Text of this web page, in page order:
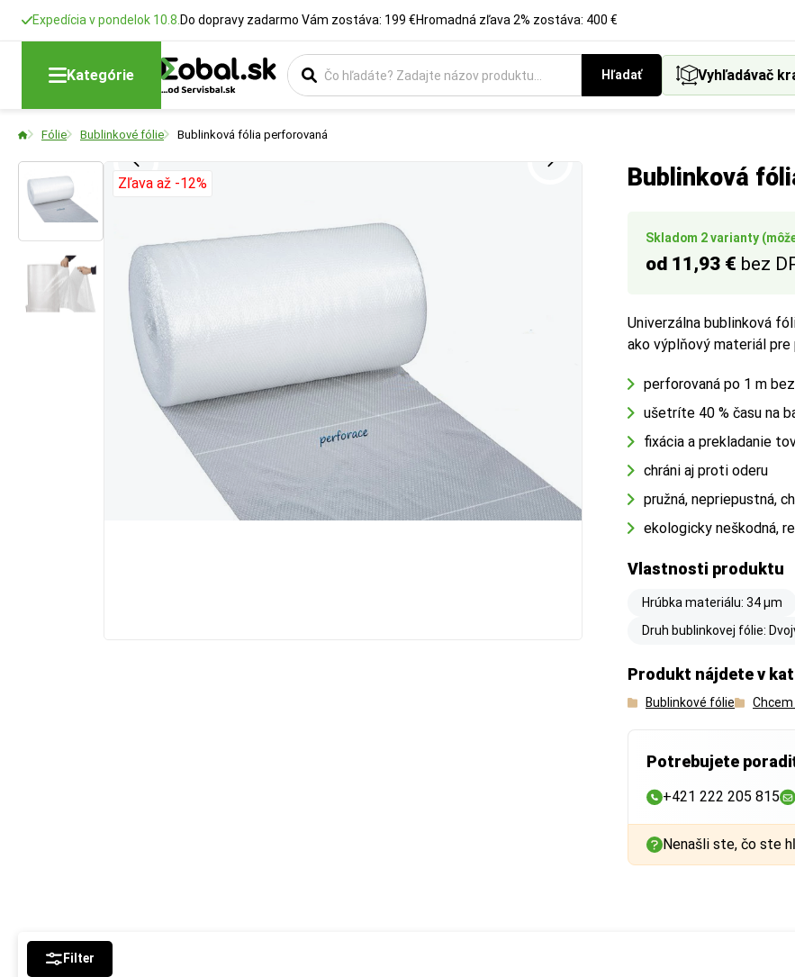
Expedícia v pondelok 10.8. Do dopravy zadarmo Vám zostáva: 199 €Hromadná zľava 2% zostáva: 400 €
Kategórie Hľadať Vyhľadávač
Fólie Bublinkové fólie Bublinková fólia perforovaná
Bublinková
Skladom 2 varianty
od 11,93 € bez
Univerzálna bublinková
ako výplňový materiál
perforovaná po 1 m
ušetríte 40 % času na
fixácia a prekladanie
chráni aj proti oderu
pružná, nepriepustná,
ekologicky neškodná,
Vlastnosti produktu
Hrúbka materiálu: 34 µm
Druh bublinkovej fólie:
Produkt nájdete v
Bublinkové fólie Chcem
Potrebujete
+421 222 205 815
Nenašli ste, čo ste
Zľava až -12%
Filter
Šírka kotúča
Udáva celkovú šírku role v milimetroch. Vyberte si rozmer podľa veľkosti